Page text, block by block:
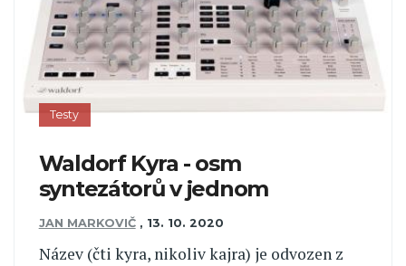
Testy
Waldorf Kyra - osm
syntezátorů v jednom
JAN MARKOVIČ , 13. 10. 2020
Název (čti kyra, nikoliv kajra) je odvozen z